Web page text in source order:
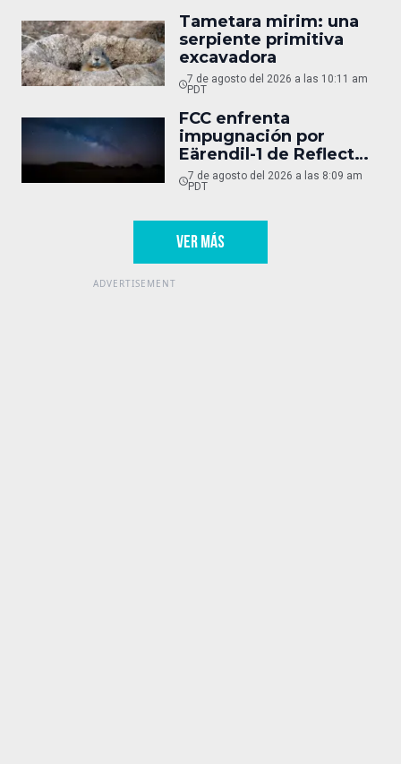
Tametara mirim: una
serpiente primitiva
excavadora
7 de agosto del 2026 a las 10:11 am
PDT
FCC enfrenta
impugnación por
Eärendil-1 de Reflect
Orbital
7 de agosto del 2026 a las 8:09 am
PDT
VER MÁS